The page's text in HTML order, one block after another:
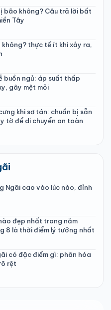
bão không? Câu trả lời bất
Tây
thực tế ít khi xảy ra,
buồn ngủ: áp suất thấp
gây mệt mỏi
khi sơ tán: chuẩn bị sẵn
tờ để di chuyển an toàn
Ngãi cao vào lúc nào, đỉnh
đẹp nhất trong năm
8 là thời điểm lý tưởng nhất
có đặc điểm gì: phân hóa
rệt